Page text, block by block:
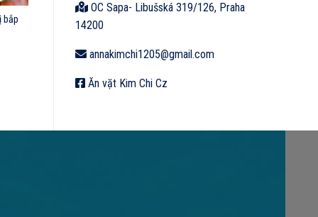
OC Sapa- Libušská 319/126, Praha
14200
annakimchi1205@gmail.com
Ăn vặt Kim Chi Cz
bắp